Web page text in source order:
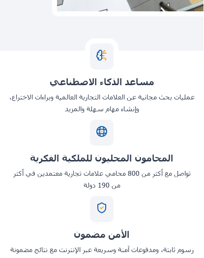
مساعد الذكاء الاصطناعي
عمليات بحث مجانية عن العلامات التجارية العالمية وبراءات الاختراع،
وإنشاء مهام سهلة والمزيد
المحامون المحليون للملكية الفكرية
تواصل مع أكثر من 800 محامي علامات تجارية معتمدين في أكثر
من 190 دولة
الأمن مضمون
رسوم ثابتة، ومدفوعات آمنة وسريعة عبر الإنترنت مع نتائج مضمونة